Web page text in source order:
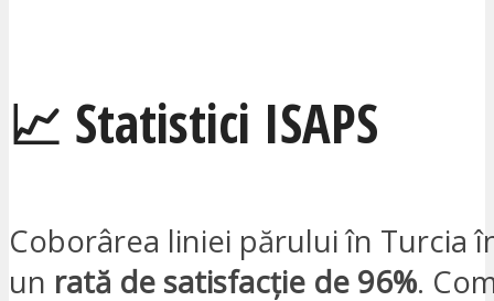
📈 Statistici ISAPS
Coborârea liniei părului în Turcia
un rată de satisfacție de 96%.